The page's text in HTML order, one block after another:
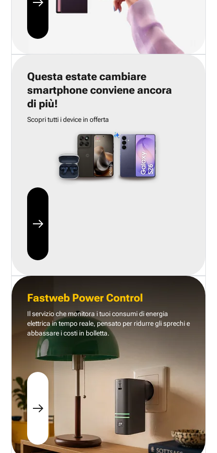
Questa estate cambiare
smartphone conviene ancora
di più!
Scopri tutti i device in offerta
Fastweb Power Control
Il servizio che monitora i tuoi consumi di energia
elettrica in tempo reale, pensato per ridurre gli sprechi e
abbassare i costi in bolletta.